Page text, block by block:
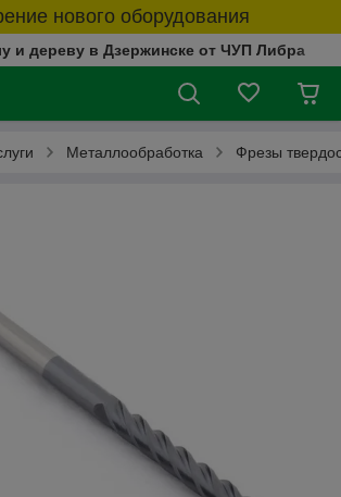
нового оборудования
и дереву в Дзержинске от ЧУП Либра
Металлообработка Фрезы